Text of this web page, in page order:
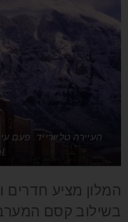
המלון מציע חדרים
בשילוב קסם המערב